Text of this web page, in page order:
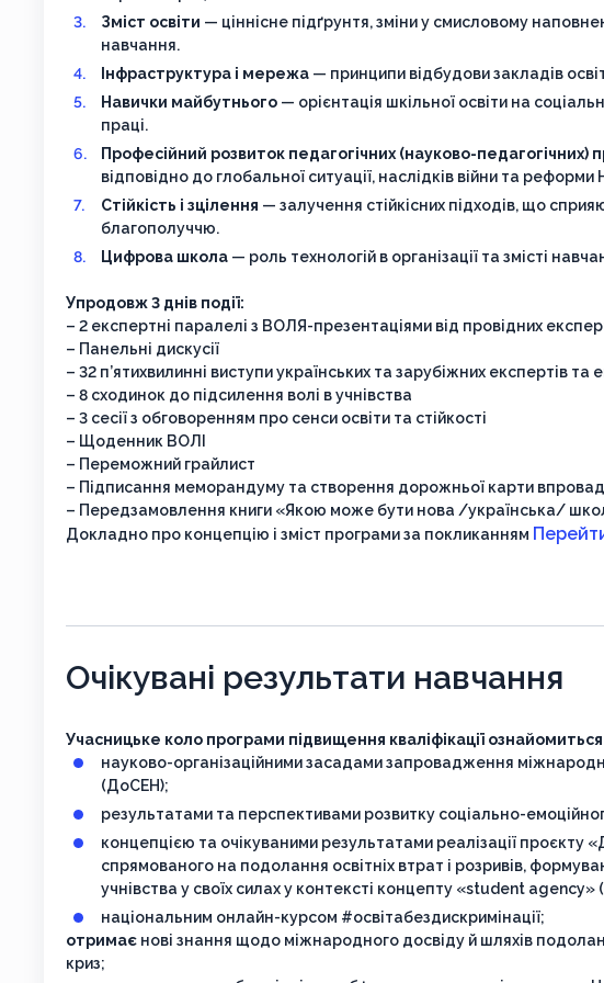
Зміст освіти — ціннісне підґрунтя, зміни у смисловому
навчання.
Інфраструктура і мережа — принципи відбудови закладів
Навички майбутнього — орієнтація шкільної освіти на
праці.
Професійний розвиток педагогічних (науково-педагогічних)
відповідно до глобальної ситуації, наслідків війни та реформи
Стійкість і зцілення — залучення стійкісних підходів, що
благополуччю.
Цифрова школа — роль технологій в організації та змісті
Упродовж 3 днів події:
– 2 експертні паралелі з ВОЛЯ-презентаціями від провідних
– Панельні дискусії
– 32 п’ятихвилинні виступи українських та зарубіжних експертів та
– 8 сходинок до підсилення волі в учнівства
– 3 сесії з обговоренням про сенси освіти та стійкості
– Щоденник ВОЛІ
– Переможний грайлист
– Підписання меморандуму та створення дорожньої карти
– Передзамовлення книги «Якою може бути нова /українська/
Докладно про концепцію і зміст програми за покликанням
Очікувані результати навчання
Учасницьке коло програми підвищення кваліфікації ознайомиться
науково-організаційними засадами запровадження
(ДоСЕН);
результатами та перспективами розвитку соціально-
концепцією та очікуваними результатами реалізації
спрямованого на подолання освітніх втрат і розривів,
учнівства у своїх силах у контексті концепту «student agency»
національним онлайн-курсом #освітабездискримінації;
отримає нові знання щодо міжнародного досвіду й шляхів
криз;